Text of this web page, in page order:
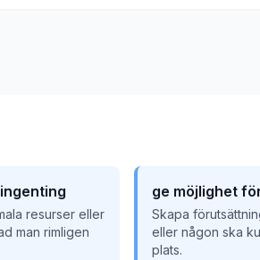
resurser eller
man rimligen
ge möjlighet
Skapa
eller någon ska
plats.